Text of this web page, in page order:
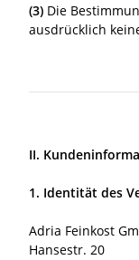
(3) Die
ausdrücklich
II.
1. Identität des
Adria Feinkost
Hansestr. 20